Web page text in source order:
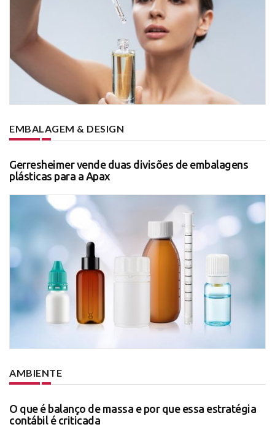
EMBALAGEM & DESIGN
Gerresheimer vende duas divisões de embalagens
plásticas para a Apax
AMBIENTE
O que é balanço de massa e por que essa estratégia
contábil é criticada